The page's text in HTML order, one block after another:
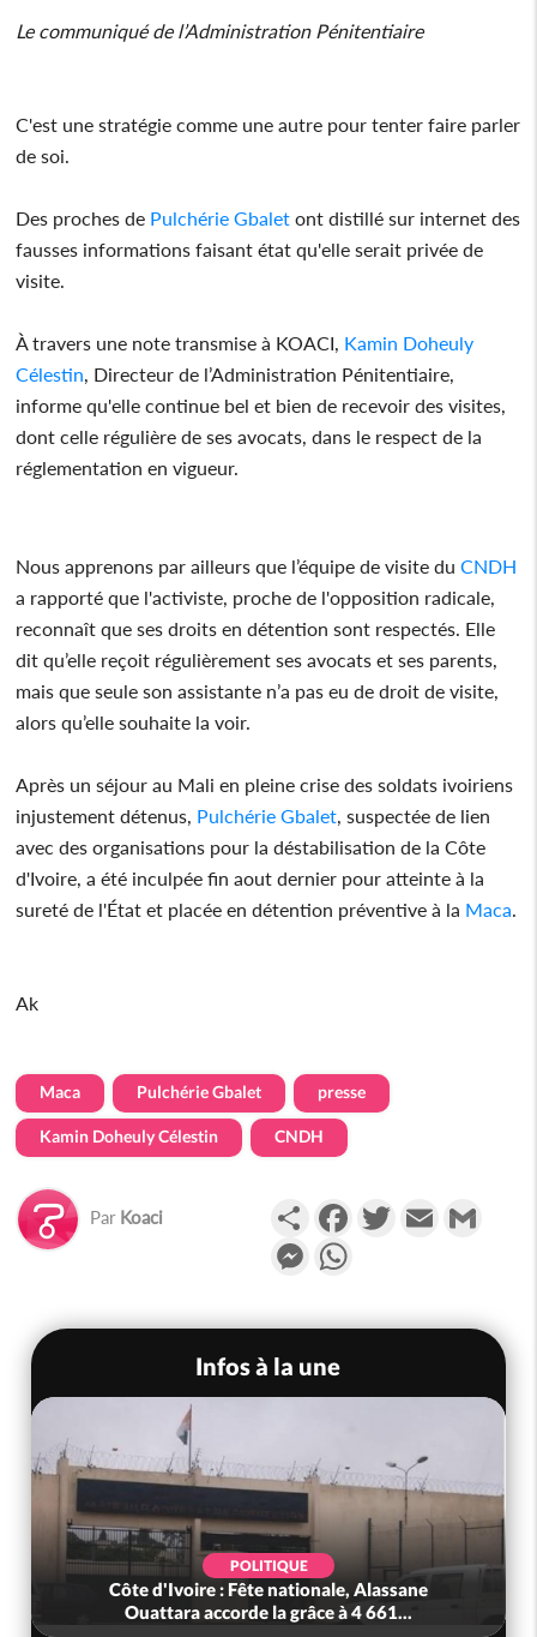
Le communiqué de l’Administration Pénitentiaire
C'est une stratégie comme une autre pour tenter faire parler
de soi.
Des proches de Pulchérie Gbalet ont distillé sur internet des
fausses informations faisant état qu'elle serait privée de
visite.
À travers une note transmise à KOACI, Kamin Doheuly
Célestin , Directeur de l’Administration Pénitentiaire,
informe qu'elle continue bel et bien de recevoir des visites,
dont celle régulière de ses avocats, dans le respect de la
réglementation en vigueur.
Nous apprenons par ailleurs que l’équipe de visite duCNDH
a rapporté que l'activiste, proche de l'opposition radicale,
reconnaît que ses droits en détention sont respectés. Elle
dit qu’elle reçoit régulièrement ses avocats et ses parents,
mais que seule son assistante n’a pas eu de droit de visite,
alors qu’elle souhaite la voir.
Après un séjour au Mali en pleine crise des soldats ivoiriens
injustement détenus, Pulchérie Gbalet , suspectée de lien
avec des organisations pour la déstabilisation de la Côte
d'Ivoire, a été inculpée fin aout dernier pour atteinte à la
sureté de l'État et placée en détention préventive à la Maca
Ak
Maca Pulchérie Gbalet presse
Kamin Doheuly Célestin CNDH
Par Koaci PartagerFacebookTwitterEmail
Messenger
Infos à la une
POLITIQUE
Côte d'Ivoire : Fête nationale, Alassane
Ouattara accorde la grâce à 4 661...